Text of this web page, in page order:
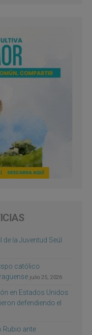
la Juventud Seúl
católico
julio 25, 2026
en Estados Unidos
defendiendo el
Rubio ante